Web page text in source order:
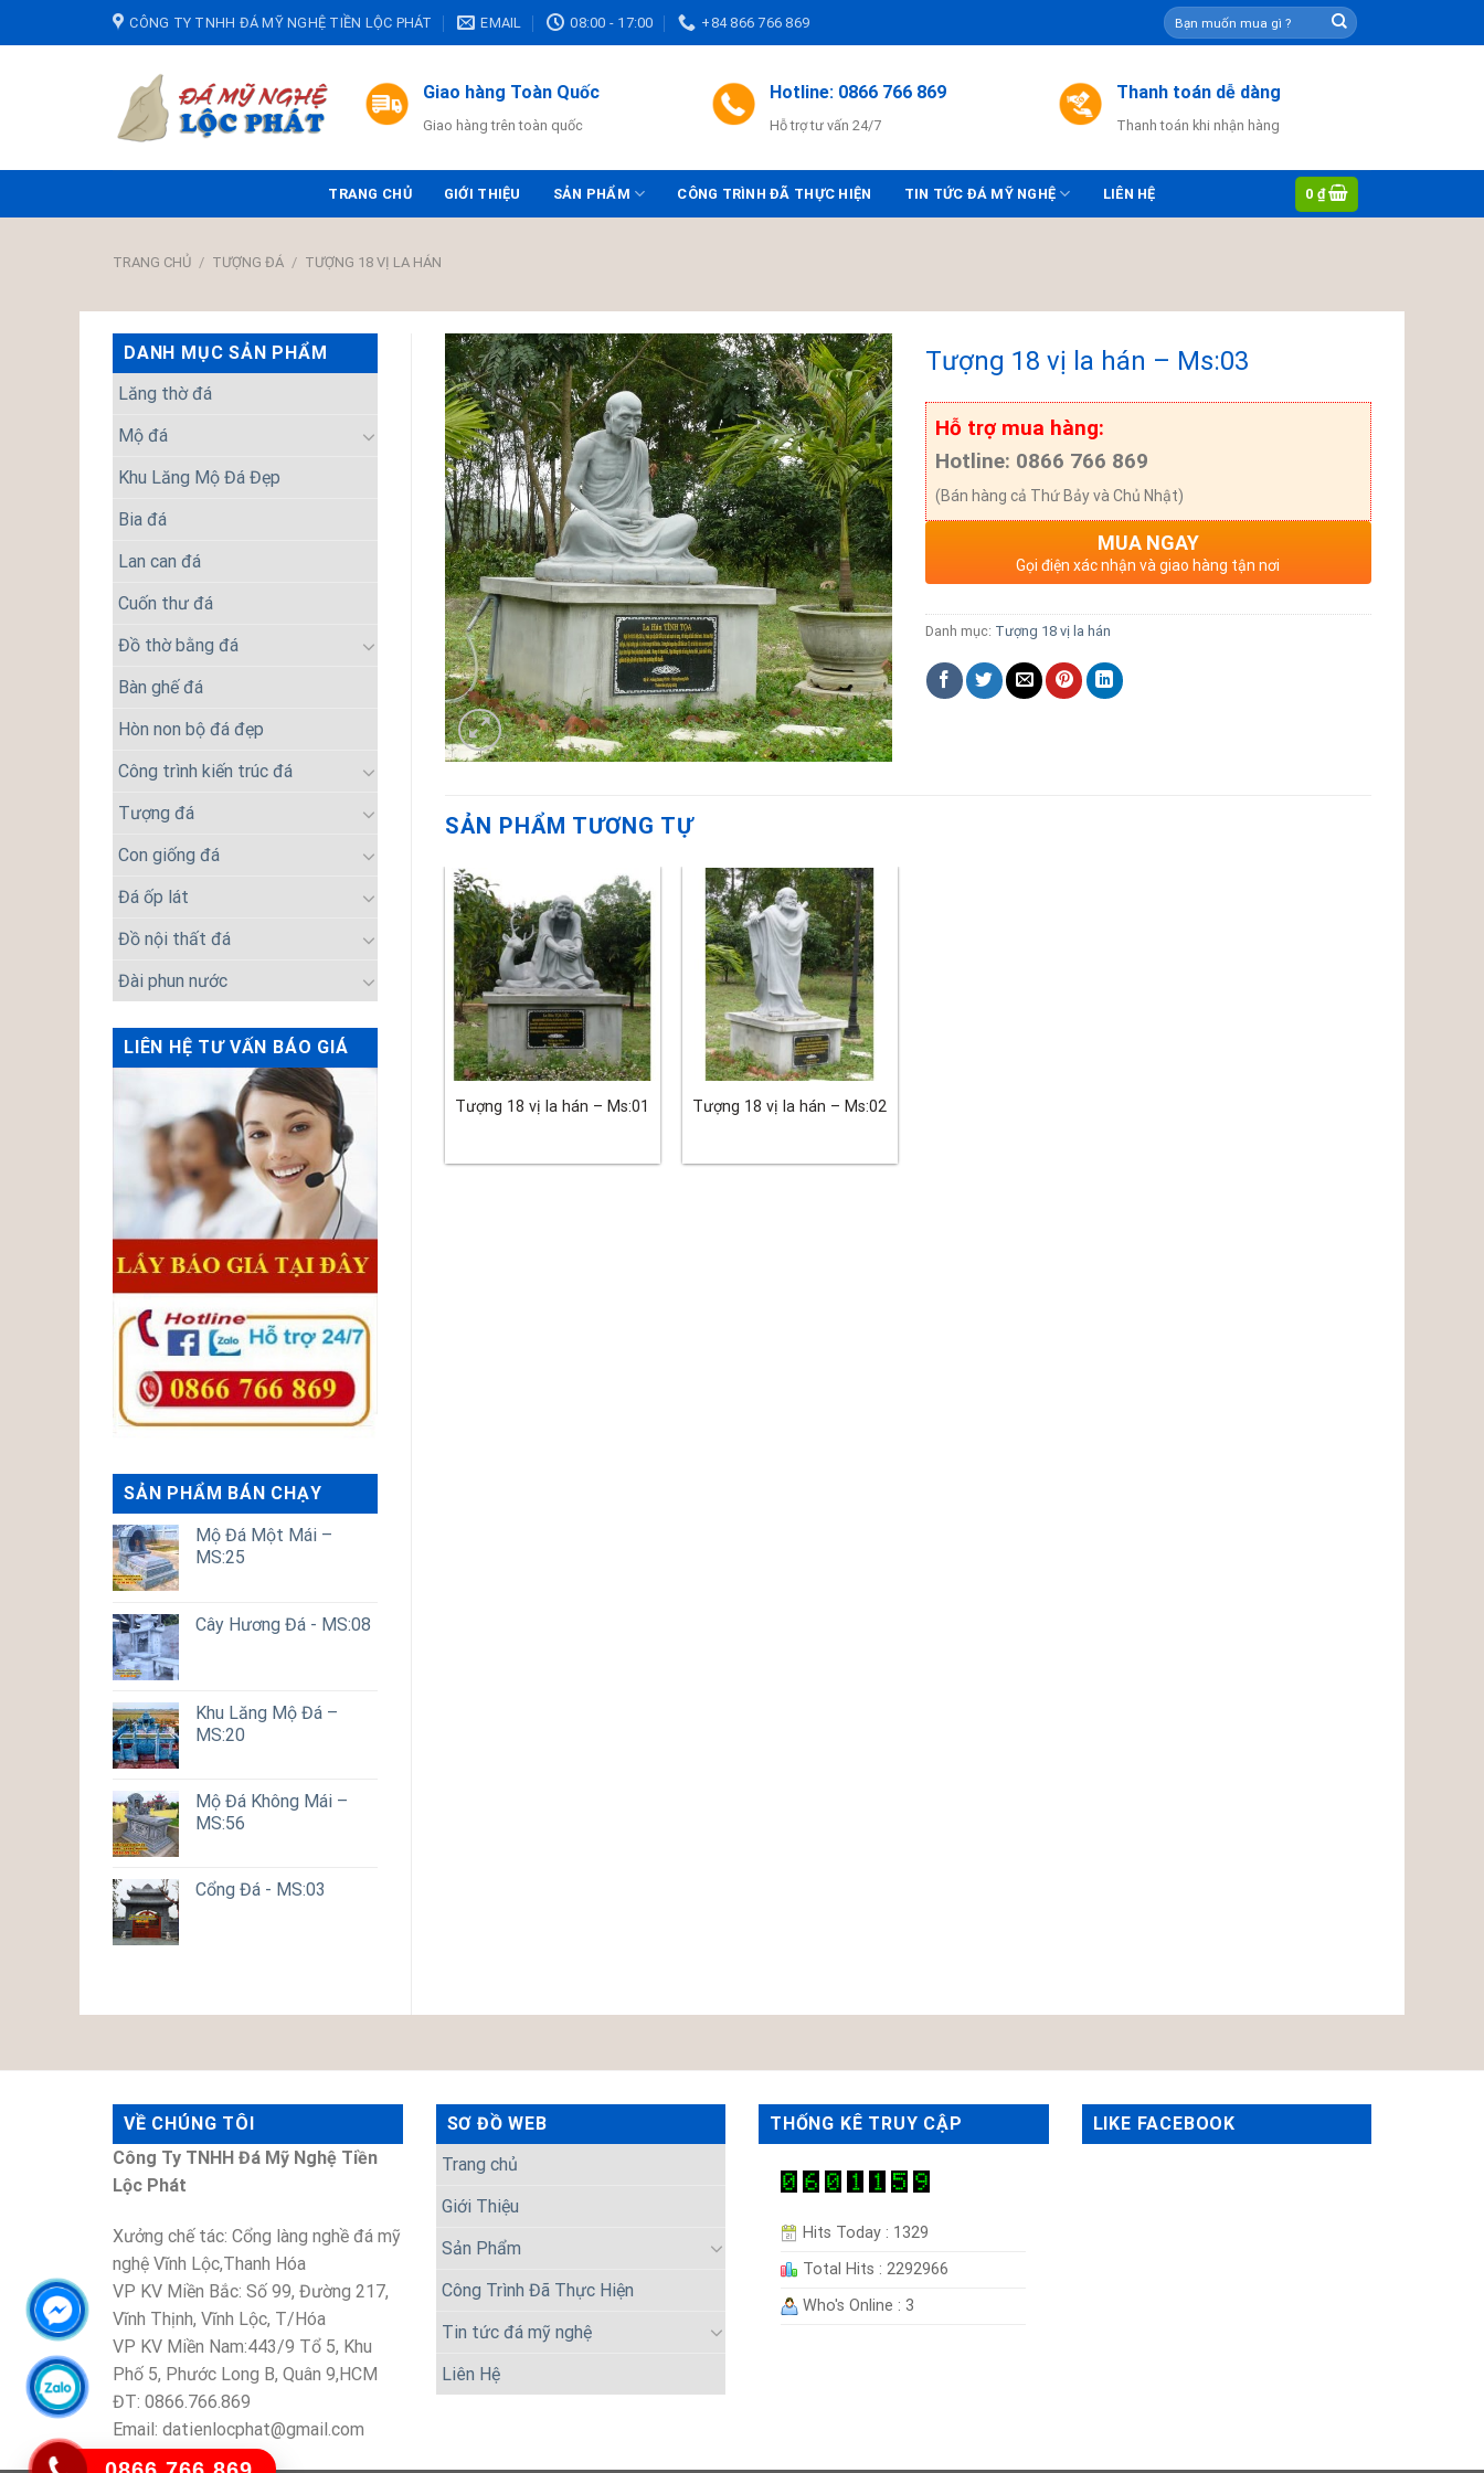
to
CÔNG TY TNHH ĐÁ MỸ NGHỆ TIỀN LỘC PHÁT EMAIL 08:00 - 17:00 +84 866 766 869
Tìm
kiếm:
Giao hàng Toàn Quốc
Giao hàng trên toàn quốc
Hotline: 0866 766 869
Hỗ trợ tư vấn 24/7
Thanh toán dễ dàng
Thanh toán khi nhận hàng
TRANG CHỦ GIỚI THIỆU SẢN PHẨM CÔNG TRÌNH ĐÃ THỰC HIỆN TIN TỨC ĐÁ MỸ NGHỆ LIÊN HỆ 0 ₫
TRANG CHỦ / TƯỢNG ĐÁ / TƯỢNG 18 VỊ LA HÁN
DANH MỤC SẢN PHẨM
Lăng thờ đá
Mộ đá
Khu Lăng Mộ Đá Đẹp
Bia đá
Lan can đá
Cuốn thư đá
Đồ thờ bằng đá
Bàn ghế đá
Hòn non bộ đá đẹp
Công trình kiến trúc đá
Tượng đá
Con giống đá
Đá ốp lát
Đồ nội thất đá
Đài phun nước
LIÊN HỆ TƯ VẤN BÁO GIÁ
SẢN PHẨM BÁN CHẠY
Mộ Đá Một Mái –
MS:25
Cây Hương Đá - MS:08
Khu Lăng Mộ Đá –
MS:20
Mộ Đá Không Mái –
MS:56
Cổng Đá - MS:03
Tượng 18 vị la hán – Ms:03
Hỗ trợ mua hàng:
Hotline: 0866 766 869
(Bán hàng cả Thứ Bảy và Chủ Nhật)
MUA NGAY
Gọi điện xác nhận và giao hàng tận nơi
Danh mục: Tượng 18 vị la hán
SẢN PHẨM TƯƠNG TỰ
Tượng 18 vị la hán – Ms:01 Tượng 18 vị la hán – Ms:02
VỀ CHÚNG TÔI
Công Ty TNHH Đá Mỹ Nghệ Tiền
Lộc Phát
Xưởng chế tác: Cổng làng nghề đá mỹ
nghệ Vĩnh Lộc,Thanh Hóa
VP KV Miền Bắc: Số 99, Đường 217,
Vĩnh Thịnh, Vĩnh Lộc, T/Hóa
VP KV Miền Nam:443/9 Tổ 5, Khu
Phố 5, Phước Long B, Quân 9,HCM
ĐT: 0866.766.869
Email: datienlocphat@gmail.com
SƠ ĐỒ WEB
Trang chủ
Giới Thiệu
Sản Phẩm
Công Trình Đã Thực Hiện
Tin tức đá mỹ nghệ
Liên Hệ
THỐNG KÊ TRUY CẬP
Hits Today : 1329
Total Hits : 2292966
Who's Online : 3
LIKE FACEBOOK